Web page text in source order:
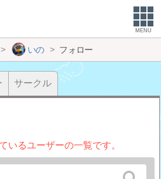
MENU
いの フォロー
サークル
いるユーザーの一覧です。